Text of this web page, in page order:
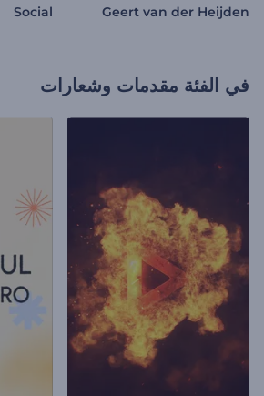
Geert van der Heijden
Social
في الفئة مقدمات وشعارات